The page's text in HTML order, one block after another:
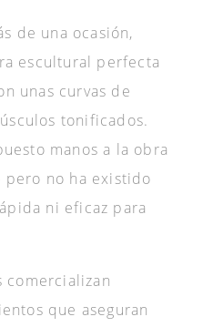
de una ocasión,
escultural perfecta
unas curvas de
tonificados.
manos a la obra
pero no ha existido
ni eficaz para
comercializan
que aseguran